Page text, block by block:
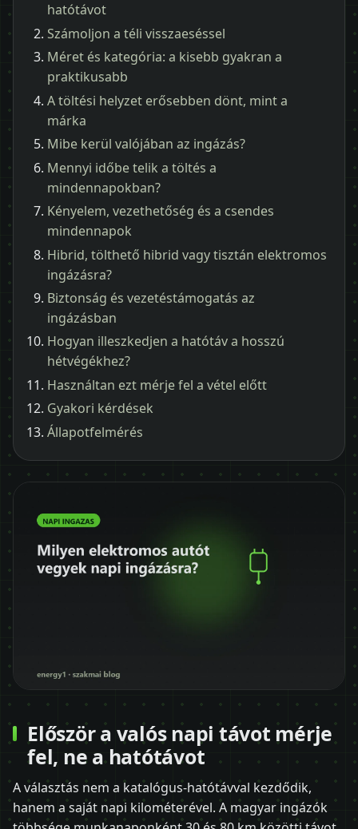
hatótávot
Számoljon a téli visszaeséssel
Méret és kategória: a kisebb gyakran a
praktikusabb
A töltési helyzet erősebben dönt, mint a
márka
Mibe kerül valójában az ingázás?
Mennyi időbe telik a töltés a
mindennapokban?
Kényelem, vezethetőség és a csendes
mindennapok
Hibrid, tölthető hibrid vagy tisztán elektromos
ingázásra?
Biztonság és vezetéstámogatás az
ingázásban
Hogyan illeszkedjen a hatótáv a hosszú
hétvégékhez?
Használtan ezt mérje fel a vétel előtt
Gyakori kérdések
Állapotfelmérés
Először a valós napi távot mérje
fel, ne a hatótávot
A választás nem a katalógus-hatótávval kezdődik,
hanem a saját napi kilométerével. A magyar ingázók